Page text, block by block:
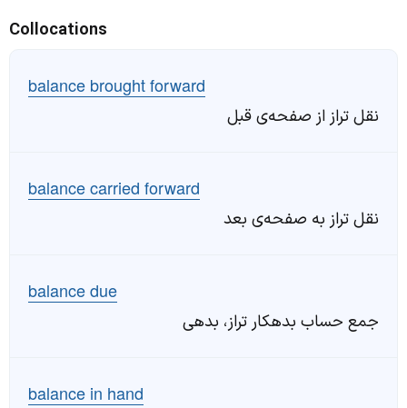
Collocations
balance brought forward
نقل تراز از صفحه‌ی قبل
balance carried forward
نقل تراز به صفحه‌ی بعد
balance due
جمع حساب بدهکار تراز، بدهی
balance in hand